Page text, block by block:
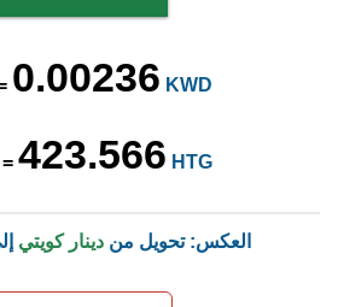
0.00236 KWD
= 423.566 HTG
العكس: تحويل من دينار كويتي